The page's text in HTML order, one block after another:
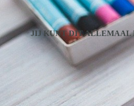
JIJ KUNT DIT ALLEMAAL